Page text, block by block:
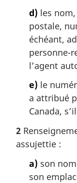
d) les
postale,
échéant,
personne-
l’agent
e) le
a attribué
Canada,
2
assujettie :
a) son
son